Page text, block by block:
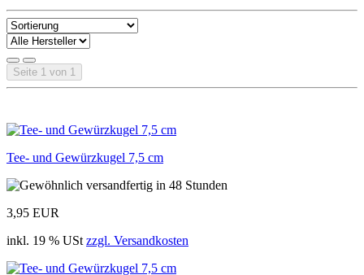
Seite 1 von 1
Tee- und Gewürzkugel 7,5 cm
3,95 EUR
inkl. 19 % USt zzgl. Versandkosten